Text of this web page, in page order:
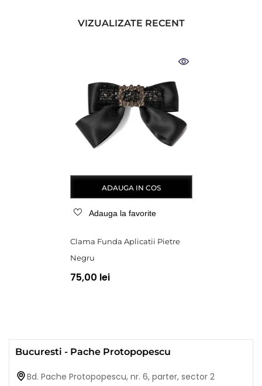
VIZUALIZATE RECENT
ADAUGA IN COS
Adauga la favorite
Clama Funda Aplicatii Pietre
Negru
75,00 lei
Bucuresti - Pache Protopopescu
Bd. Pache Protopopescu, nr. 6, parter, sector 2